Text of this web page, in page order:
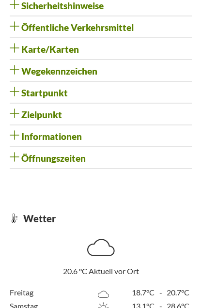
Sicherheitshinweise
Öffentliche Verkehrsmittel
Karte/Karten
Wegekennzeichen
Startpunkt
Zielpunkt
Informationen
Öffnungszeiten
Wetter
20.6°C Aktuell vor Ort
Freitag 18.7°C - 20.7°C
Samstag
13.1°C - 28.6°C